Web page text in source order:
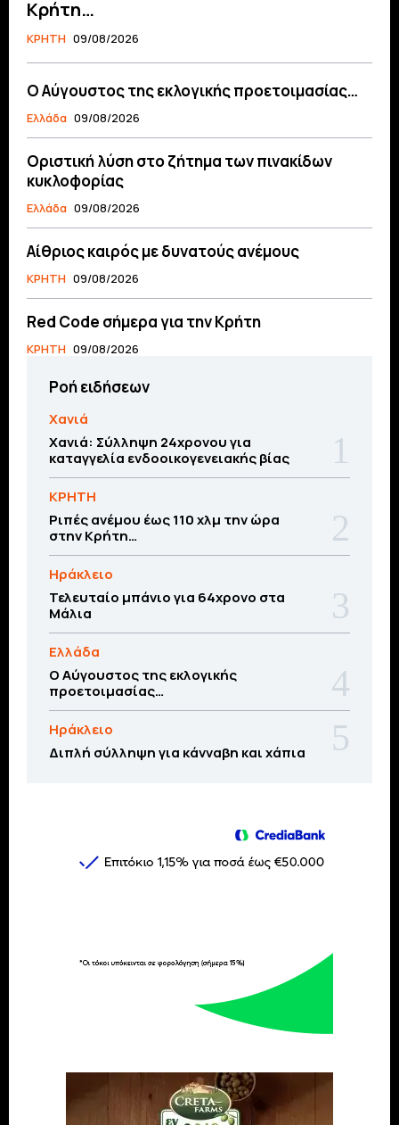
Κρήτη…
ΚΡΗΤΗ 09/08/2026
Ο Αύγουστος της εκλογικής προετοιμασίας…
Ελλάδα 09/08/2026
Οριστική λύση στο ζήτημα των πινακίδων
κυκλοφορίας
Ελλάδα 09/08/2026
Αίθριος καιρός με δυνατούς ανέμους
ΚΡΗΤΗ 09/08/2026
Red Code σήμερα για την Κρήτη
ΚΡΗΤΗ 09/08/2026
Ροή ειδήσεων
Χανιά
Χανιά: Σύλληψη 24χρονου για
καταγγελία ενδοοικογενειακής βίας
ΚΡΗΤΗ
Ριπές ανέμου έως 110 χλμ την ώρα
στην Κρήτη…
Ηράκλειο
Τελευταίο μπάνιο για 64χρονο στα
Μάλια
Ελλάδα
Ο Αύγουστος της εκλογικής
προετοιμασίας…
Ηράκλειο
Διπλή σύλληψη για κάνναβη και χάπια